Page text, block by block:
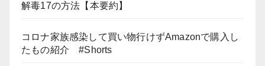
解毒17の方法【本要約】
コロナ家族感染して買い物行けずAmazonで購入し
たもの紹介 #Shorts